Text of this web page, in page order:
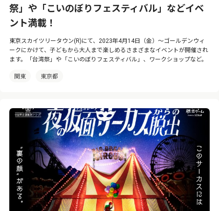
祭」や「こいのぼりフェスティバル」などイベ
ント満載！
東京スカイツリータウン(R)にて、2023年4月14日（金）〜ゴールデンウィ
ークにかけて、子どもから大人まで楽しめるさまざまなイベントが開催され
ます。「台湾祭」や「こいのぼりフェスティバル」、ワークショップなど。
関東 東京都